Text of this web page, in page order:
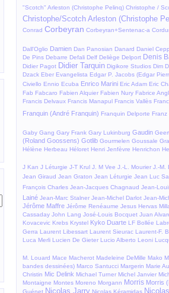
"Scotch" Arleston (Christophe Pelinq) Christophe /
Christophe/Scotch Arleston (Christophe
Conrad Corbeyran Corbeyran+Sentenac-a
Dall'Oglio Damien Dan Panosian Danard Daniel
De Pins Debarre Defali Delf Deliège Delport Denis
Didier Pagot Didier Tarquin Digikore Studios Dim
Dzack Eber Evangelista Edgar P. Jacobs (Edgar
Civiello Ennio Ecuba Enrico Marini Eric Adam Eric
Fab Fabcaro Fabien Alquier Fabien Nury Fabrice
Francis Delvaux Francis Manapul Francis Vallès
Franquin (André Franquin) Franquin Delporte Franz
Gaby Gang Gary Frank Gary Lukinburg Gaudin
(Roland Goossens) Gotlib Gourmelen Goussale
Hélène Herbeau Héloret Henri Jenfèvre Henrichon
J Kan J Léturgie J-T Krul J. M Vee J.-L. Mourier J.-M.
Jean Giraud Jean Graton Jean Léturgie Jean Luc
François Charles Jean-Jacques Chagnaud Jean-
Lainé Jean-Marc Stalner Jean-Michel Darlot Jean-
Jérôme Maffre Jérôme Renéaume Jesus Hervas
Cassaday John Lang José-Louis Bocquet Juan
Kovacevic Krebs Krystel Kyko Duarte LF Bollée
Gerra Laurent Libessart Laurent Sieurac Laurent-F.
Luca Merli Lucien De Gieter Lucio Alberto Leoni
M. Louard Mace Macherot Madeleine DeMille Mako
bandes dessinées) Marco Santucci Margerin Marie
Christin Mic Delink Michael Turner Michel Janvier
Montaigne Montes Moreno Morgann Morris Morris
Guénet Nicolas Jarry Nicolas Kéramidas